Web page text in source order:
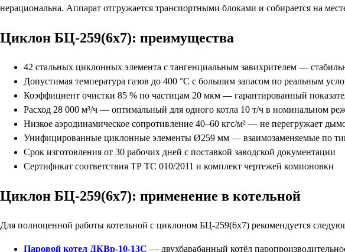
нерациональна. Аппарат отгружается транспортными блоками и собирается на
Циклон БЦ-259(6х7): преимущества
42 стальных циклонных элемента с тангенциальным завихрителем —
Допустимая температура газов до 400 °С с большим запасом по реальным
Коэффициент очистки 85 % по частицам 20 мкм — гарантированный
Расход 28 000 м³/ч — оптимальный для одного котла 10 т/ч в номинальном
Низкое аэродинамическое сопротивление 40–60 кгс/м² — не перегружает
Унифицированные циклонные элементы Ø259 мм — взаимозаменяемые по
Срок изготовления от 30 рабочих дней с поставкой заводской документации
Сертификат соответствия ТР ТС 010/2011 и комплект чертежей компоновки
Циклон БЦ-259(6х7): применение в котельной
Для полноценной работы котельной с циклоном БЦ-259(6х7) рекомендуется
Паровой котел ДКВр-10-13С — двухбарабанный котёл